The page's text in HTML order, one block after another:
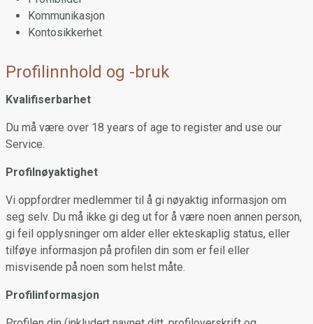
Kommunikasjon
Kontosikkerhet
Profilinnhold og -bruk
Kvalifiserbarhet
Du må være over 18 years of age to register and use our
Service.
Profilnøyaktighet
Vi oppfordrer medlemmer til å gi nøyaktig informasjon om
seg selv. Du må ikke gi deg ut for å være noen annen person,
gi feil opplysninger om alder eller ekteskaplig status, eller
tilføye informasjon på profilen din som er feil eller
misvisende på noen som helst måte.
Profilinformasjon